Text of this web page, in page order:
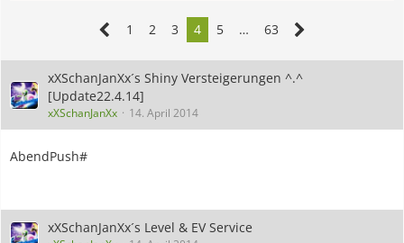
1 2 3 4 5 … 63
xXSchanJanXx´s Shiny Versteigerungen ^.^
[Update22.4.14]
xXSchanJanXx 14. April 2014
AbendPush#
xXSchanJanXx´s Level & EV Service